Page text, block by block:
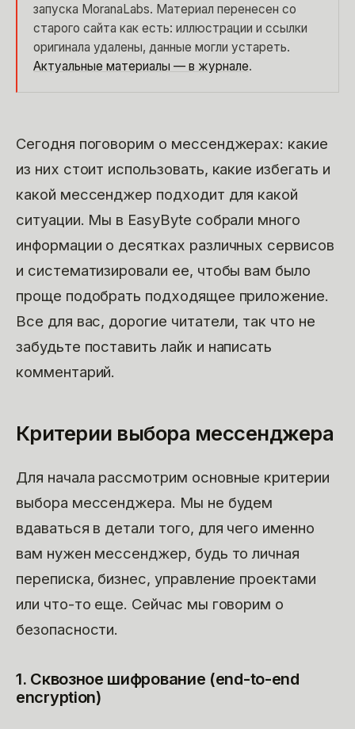
запуска MoranaLabs. Материал перенесен со
старого сайта как есть: иллюстрации и ссылки
оригинала удалены, данные могли устареть.
Актуальные материалы — в журнале.
Сегодня поговорим о мессенджерах: какие
из них стоит использовать, какие избегать и
какой мессенджер подходит для какой
ситуации. Мы в EasyByte собрали много
информации о десятках различных сервисов
и систематизировали ее, чтобы вам было
проще подобрать подходящее приложение.
Все для вас, дорогие читатели, так что не
забудьте поставить лайк и написать
комментарий.
Критерии выбора мессенджера
Для начала рассмотрим основные критерии
выбора мессенджера. Мы не будем
вдаваться в детали того, для чего именно
вам нужен мессенджер, будь то личная
переписка, бизнес, управление проектами
или что-то еще. Сейчас мы говорим о
безопасности.
1. Сквозное шифрование (end-to-end
encryption)